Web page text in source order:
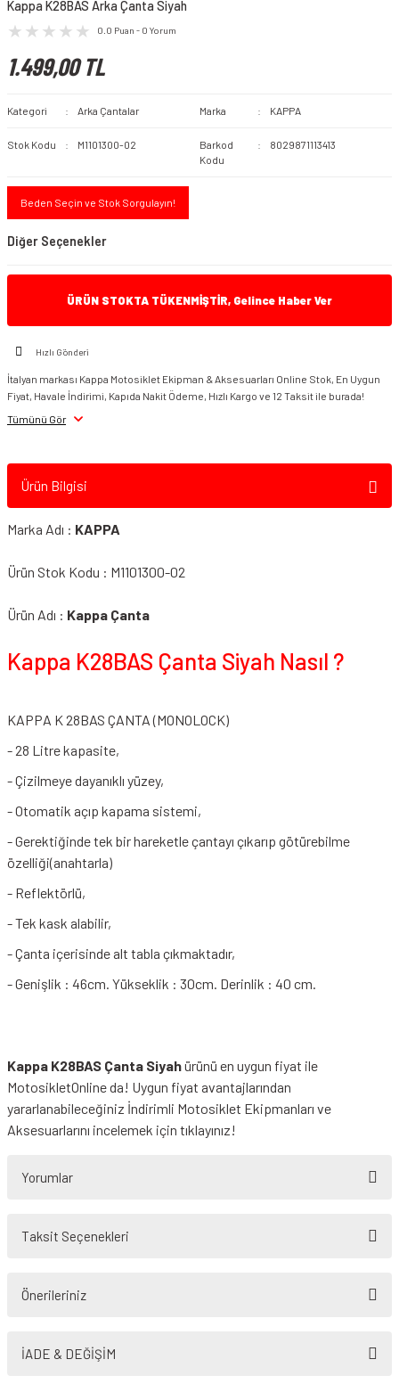
Kappa K28BAS Arka Çanta Siyah
0.0 Puan - 0 Yorum
1.499,00 TL
Kategori Arka Çantalar Marka KAPPA
Stok Kodu M1101300-02
Barkod
Kodu
8029871113413
Beden Seçin ve Stok Sorgulayın!
Diğer Seçenekler
Givi TRK33N Yan Çanta Givi TRK46B Yan Çanta
ÜRÜN STOKTA TÜKENMİŞTİR, Gelince Haber Ver
Hızlı Gönderi
İtalyan markası Kappa Motosiklet Ekipman & Aksesuarları Online Stok, En Uygun
Fiyat, Havale İndirimi, Kapıda Nakit Ödeme, Hızlı Kargo ve 12 Taksit ile burada!
Tümünü Gör
Ürün Bilgisi
Marka Adı : KAPPA
Ürün Stok Kodu : M1101300-02
Ürün Adı : Kappa Çanta
Kappa K28BAS Çanta Siyah Nasıl ?
KAPPA K 28BAS ÇANTA (MONOLOCK)
- 28 Litre kapasite,
- Çizilmeye dayanıklı yüzey,
- Otomatik açıp kapama sistemi,
- Gerektiğinde tek bir hareketle çantayı çıkarıp götürebilme
özelliği(anahtarla)
- Reflektörlü,
- Tek kask alabilir,
- Çanta içerisinde alt tabla çıkmaktadır,
- Genişlik : 46cm. Yükseklik : 30cm. Derinlik : 40 cm.
Kappa K28BAS Çanta Siyahürünü en uygun fiyat ile
MotosikletOnline da! Uygun fiyat avantajlarından
yararlanabileceğiniz İndirimli Motosiklet Ekipmanları ve
Aksesuarlarını incelemek için tıklayınız!
Yorumlar
Taksit Seçenekleri
Önerileriniz
yetersiz gördüğünüz noktaları öneri formunu kullanarak tarafımıza
İADE & DEĞİŞİM